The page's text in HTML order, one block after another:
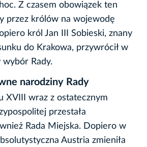
Z czasem obowiązek ten
przez królów na wojewodę
król Jan III Sobieski, znany
do Krakowa, przywrócił w
Rady.
narodziny Rady
XVIII wraz z ostatecznym
przestała
Rada Miejska. Dopiero w
Austria zmieniła